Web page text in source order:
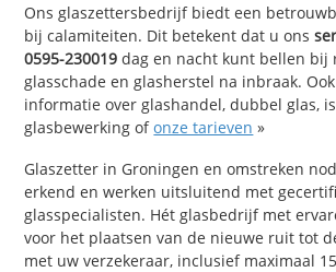
Ons glaszettersbedrijf biedt een
bij calamiteiten. Dit betekent dat u ons
0595-230019 dag en nacht kunt bellen bij
glasschade en glasherstel na inbraak.
informatie over glashandel, dubbel glas,
glasbewerking ofonze tarieven »
Glaszetter in Groningen en omstreken
erkend en werken uitsluitend met
glasspecialisten. Hét glasbedrijf met
voor het plaatsen van de nieuwe ruit tot
met uw verzekeraar, inclusief maximaal